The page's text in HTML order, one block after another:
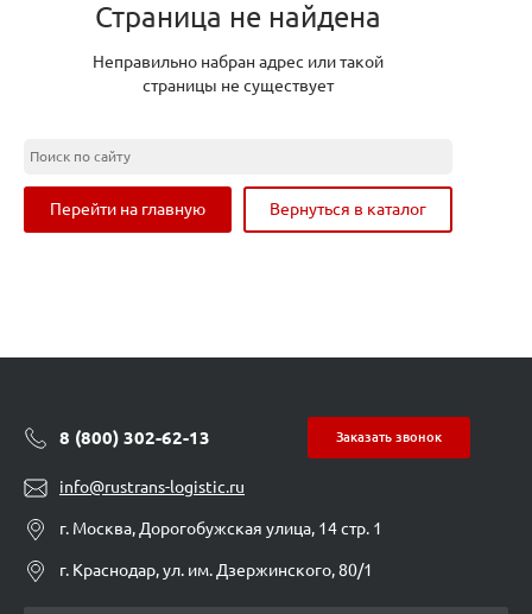
Страница не найдена
Неправильно набран адрес или такой
страницы не существует
Перейти на главную Вернуться в каталог
8 (800) 302-62-13 Заказать звонок
info@rustrans-logistic.ru
г. Москва, Дорогобужская улица, 14 стр. 1
г. Краснодар, ул. им. Дзержинского, 80/1